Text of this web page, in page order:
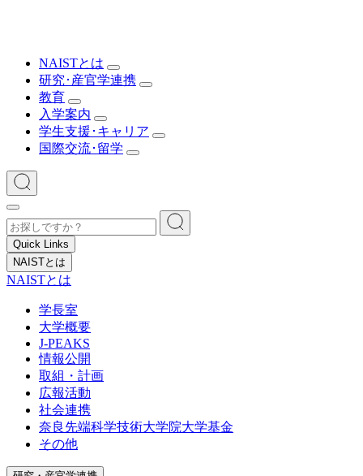
NAISTとは
研究･産官学連携
教育
入学案内
学生支援･キャリア
国際交流･留学
Quick Links
NAISTとは
NAISTとは
学長室
大学概要
J-PEAKS
情報公開
取組・計画
広報活動
社会連携
奈良先端科学技術大学院大学基金
その他